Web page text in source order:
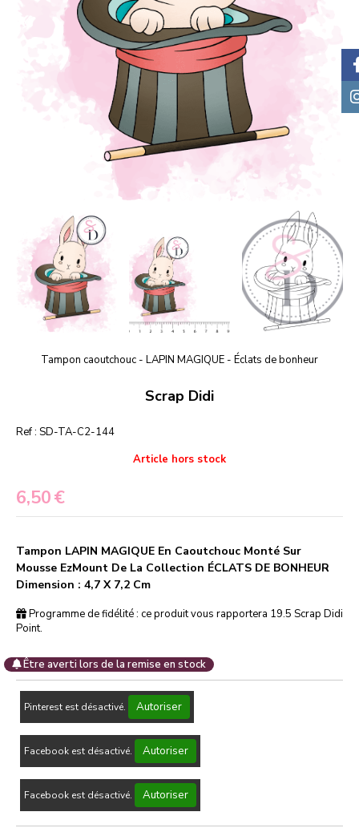
Tampon caoutchouc - LAPIN MAGIQUE - Éclats de bonheur
Scrap Didi
Ref : SD-TA-C2-144
6,50€
Article hors stock
Tampon LAPIN MAGIQUE En Caoutchouc Monté Sur
Mousse EzMount De La Collection ÉCLATS DE BONHEUR
Dimension : 4,7 X 7,2 Cm
Programme de fidélité : ce produit vous rapportera 19.5 Scrap Didi
Point.
Être averti lors de la remise en stock
Pinterest est désactivé. Autoriser
Facebook est désactivé. Autoriser
Facebook est désactivé. Autoriser